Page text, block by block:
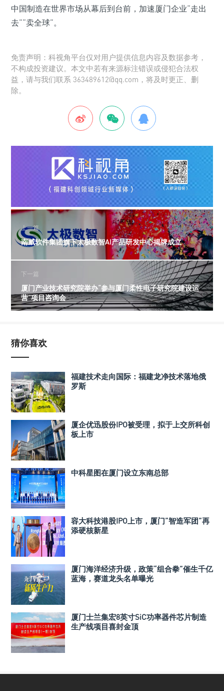
中国制造在世界市场从幕后到台前，加速厦门企业“走出
去”“卖全球”。
免责声明：科视角平台仅对用户提供信息内容及数据参考，
不构成投资建议。本文中若有来源标注错误或侵犯合法权
益，请与我们联系 363489612@qq.com，将及时更正、删
除。
上一篇
南威软件集团旗下太极数智AI产品研发中心揭牌成立
下一篇
厦门产业技术研究院举办“参与厦门柔性电子研究院建设运
营”项目咨询会
猜你喜欢
福建技术走向国际：福建龙净技术落地俄
罗斯
厦企优迅股份IPO被受理，拟于上交所科创
板上市
中科星图在厦门设立东南总部
容大科技港股IPO上市，厦门”智造军团”再
添硬核新星
厦门海洋经济升级，政策“组合拳”催生千亿
蓝海，赛道龙头名单曝光
厦门士兰集宏8英寸SiC功率器件芯片制造
生产线项目喜封金顶